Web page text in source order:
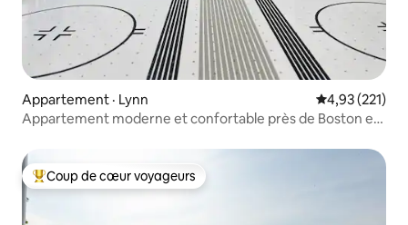
Appartement · Lynn Note
4,93 (221)
Appartement moderne et confortable près de Boston et
Coup de cœur voyageurs parmi les plus aimés
Coup de cœur voyageurs